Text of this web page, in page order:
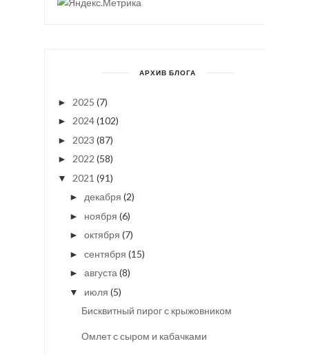
АРХИВ БЛОГА
► 2025 (7)
► 2024(102)
► 2023 (87)
► 2022 (58)
▼ 2021 (91)
► декабря (2)
► ноября (6)
► октября (7)
► сентября (15)
► августа (8)
▼ июля (5)
Бисквитный пирог с крыжовником
Омлет с сыром и кабачками